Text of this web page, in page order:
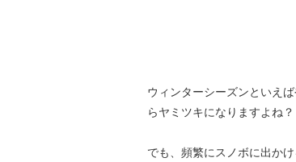
ウィンターシーズンといえ
らヤミツキになりますよね？
でも、頻繁にスノボに出か